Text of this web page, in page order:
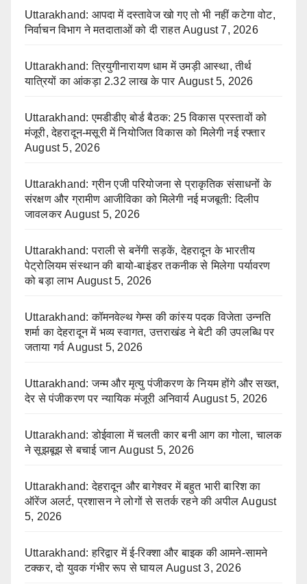
Uttarakhand: आपदा में दस्तावेज खो गए तो भी नहीं कटेगा वोट,
निर्वाचन विभाग ने मतदाताओं को दी राहत August 7, 2026
Uttarakhand: त्रियुगीनारायण धाम में उमड़ी आस्था, तीर्थ
यात्रियों का आंकड़ा 2.32 लाख के पार August 5, 2026
Uttarakhand: एमडीडीए बोर्ड बैठक: 25 विकास प्रस्तावों को
मंजूरी, देहरादून-मसूरी में नियोजित विकास को मिलेगी नई रफ्तार
August 5, 2026
Uttarakhand: ग्रीन एजी परियोजना से प्राकृतिक संसाधनों के
संरक्षण और ग्रामीण आजीविका को मिलेगी नई मजबूती: दिलीप
जावलकर August 5, 2026
Uttarakhand: पराली से बनेंगी सड़कें, देहरादून के भारतीय
पेट्रोलियम संस्थान की बायो-बाइंडर तकनीक से मिलेगा पर्यावरण
को बड़ा लाभ August 5, 2026
Uttarakhand: कॉमनवेल्थ गेम्स की कांस्य पदक विजेता उन्नति
शर्मा का देहरादून में भव्य स्वागत, उत्तराखंड ने बेटी की उपलब्धि पर
जताया गर्व August 5, 2026
Uttarakhand: जन्म और मृत्यु पंजीकरण के नियम होंगे और सख्त,
देर से पंजीकरण पर न्यायिक मंजूरी अनिवार्य August 5, 2026
Uttarakhand: डोईवाला में चलती कार बनी आग का गोला, चालक
ने सूझबूझ से बचाई जान August 5, 2026
Uttarakhand: देहरादून और बागेश्वर में बहुत भारी बारिश का
ऑरेंज अलर्ट, प्रशासन ने लोगों से सतर्क रहने की अपील August
5, 2026
Uttarakhand: हरिद्वार में ई-रिक्शा और बाइक की आमने-सामने
टक्कर, दो युवक गंभीर रूप से घायल August 3, 2026